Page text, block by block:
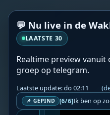
💬 Nu live in de
LAATSTE 30
Realtime preview vanuit
groep op telegram.
Laatste update: do 02:11
📌 GEPIND [6/6]
#elderemo
📍 Bron:
❤️👉 Discussieer